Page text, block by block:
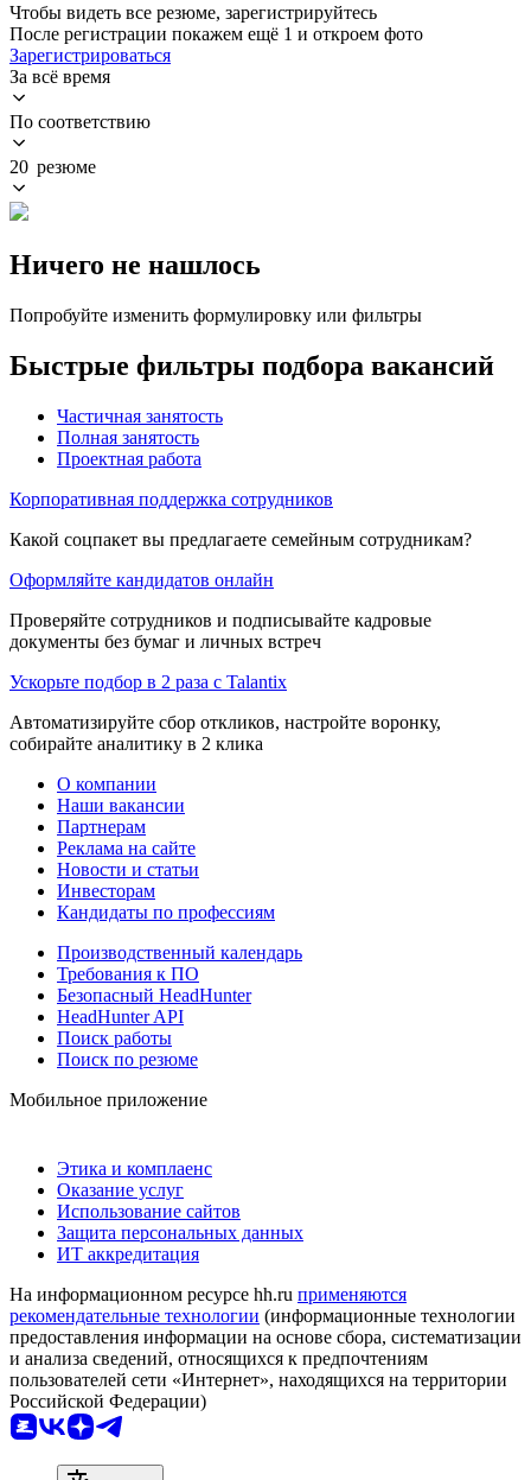
Чтобы видеть все резюме, зарегистрируйтесь
После регистрации покажем ещё 1 и откроем фото
Зарегистрироваться
За всё время
По соответствию
20 резюме
Ничего не нашлось
Попробуйте изменить формулировку или фильтры
Быстрые фильтры подбора вакансий
Частичная занятость
Полная занятость
Проектная работа
Корпоративная поддержка сотрудников
Какой соцпакет вы предлагаете семейным сотрудникам?
Оформляйте кандидатов онлайн
Проверяйте сотрудников и подписывайте кадровые
документы без бумаг и личных встреч
Ускорьте подбор в 2 раза с Talantix
Автоматизируйте сбор откликов, настройте воронку,
собирайте аналитику в 2 клика
О компании
Наши вакансии
Партнерам
Реклама на сайте
Новости и статьи
Инвесторам
Кандидаты по профессиям
Производственный календарь
Требования к ПО
Безопасный HeadHunter
HeadHunter API
Поиск работы
Поиск по резюме
Мобильное приложение
Этика и комплаенс
Оказание услуг
Использование сайтов
Защита персональных данных
ИТ аккредитация
На информационном ресурсе hh.ru применяются
рекомендательные технологии (информационные технологии
предоставления информации на основе сбора, систематизации
и анализа сведений, относящихся к предпочтениям
пользователей сети «Интернет», находящихся на территории
Российской Федерации)